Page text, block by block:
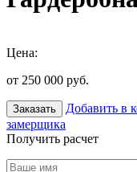
Цена:
от 250 000 руб.
Заказать Добавить в
замерщика
Получить расчет